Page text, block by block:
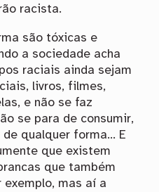
racista.
são tóxicas e
a sociedade acha
raciais ainda sejam
livros, filmes,
e não se faz
se para de consumir,
qualquer forma… E
que existem
que também
exemplo, mas aí a